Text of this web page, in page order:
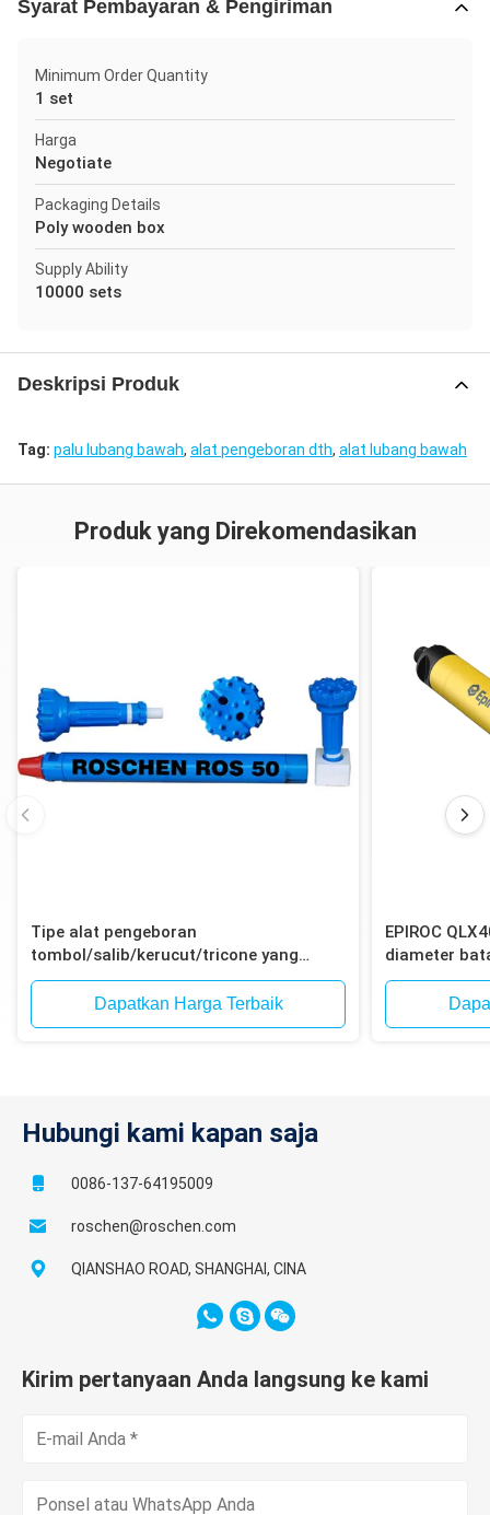
Syarat Pembayaran & Pengiriman
Minimum Order Quantity
1 set
Harga
Negotiate
Packaging Details
Poly wooden box
Supply Ability
10000 sets
Deskripsi Produk
Tag: palu lubang bawah, alat pengeboran dth, alat lubang bawah
Produk yang Direkomendasikan
Tipe alat pengeboran
tombol/salib/kerucut/tricone yang
efisien untuk pengeboran dengan palu
ke dalam lubang
Dapatkan Harga Terbaik
EPIROC
diameter
12-Spline
ledakan bijih
Hubungi kami kapan saja
0086-137-64195009
roschen@roschen.com
QIANSHAO ROAD, SHANGHAI, CINA
Kirim pertanyaan Anda langsung ke kami